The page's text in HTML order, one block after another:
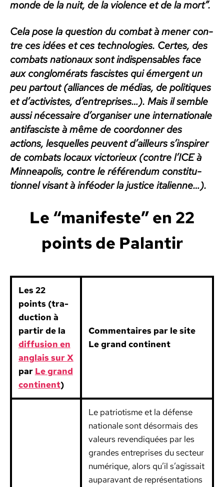
monde de la nuit, de la vio­lence et de la mort”.
Cela pose la ques­tion du com­bat à men­er con­
tre ces idées et ces tech­nolo­gies. Certes, des
com­bats nationaux sont indis­pens­ables face
aux con­glomérats fas­cistes qui émer­gent un
peu partout (alliances de médias, de poli­tiques
et d’ac­tivistes, d’en­tre­pris­es…). Mais il sem­ble
aus­si néces­saire d’or­gan­is­er une inter­na­tionale
antifas­ciste à même de coor­don­ner des
actions, lesquelles peu­vent d’ailleurs s’in­spir­er
de com­bats locaux vic­to­rieux (con­tre l’ICE à
Min­neapo­lis, con­tre le référen­dum con­sti­tu­
tion­nel visant à inféoder la jus­tice ital­i­enne…).
Le “man­i­feste” en 22
points de Palan­tir
Les 22
points (tra­
duc­tion à
par­tir de la
dif­fu­sion en
anglais sur X
par Le grand
con­ti­nent)
Com­men­taires par le site
Le grand con­ti­nent
Le patri­o­tisme et la défense
nationale sont désor­mais des
valeurs revendiquées par les
grandes entre­pris­es du secteur
numérique, alors qu’il s’agissait
aupar­a­vant de représen­ta­tions